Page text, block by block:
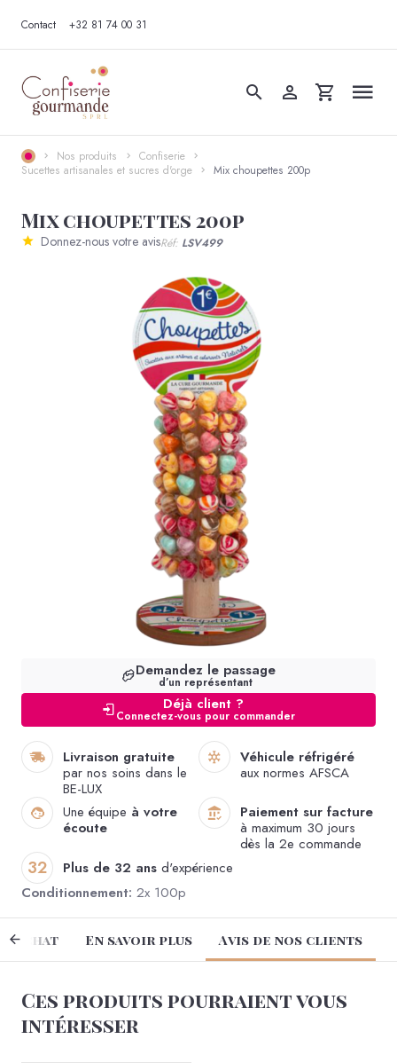
Contact +32 81 74 00 31
Nos produits
Confiserie
Sucettes artisanales et sucres d'orge
Mix choupettes 200p
Mix choupettes 200p
Donnez-nous votre avisRéf: LSV499
Demandez le passage
d’un représentant
Déjà client ?
Connectez-vous pour commander
Livraison gratuite
par nos soins dans le
BE-LUX
Véhicule réfrigéré
aux normes AFSCA
Une équipe à votre
écoute
Paiement sur facture
à maximum 30 jours
dès la 2e commande
32 Plus de 32 ans d'expérience
Conditionnement: 2x 100p
achat En savoir plus Avis de nos clients
Ces produits pourraient vous
intéresser